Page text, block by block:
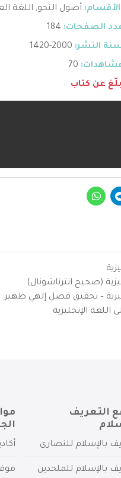
الأقسام: أصول النحو, اللغة
الصفحات: 184
النشر: 2000-1420
بلّغ عن كتاب
(صحيح انترناشونال)
– تحقيق فضل إلهي ظهير
الإنجليزية
التعريف
بالإسلام للنصارى
بالإسلام للملحدين